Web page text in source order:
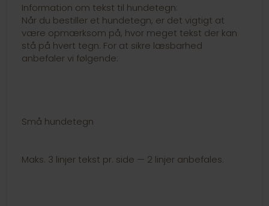
Information om tekst til hundetegn:
Når du bestiller et hundetegn, er det vigtigt at
være opmærksom på, hvor meget tekst der kan
stå på hvert tegn. For at sikre læsbarhed
anbefaler vi følgende:
Små hundetegn
Maks. 3 linjer tekst pr. side — 2 linjer anbefales.